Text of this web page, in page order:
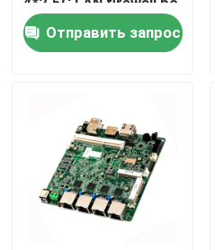
О Компании
контроль качества
контактные данные
материнская плата
pFsense
Отправить запрос